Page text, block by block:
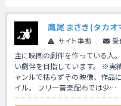
鷹尾まさき(タカオ
サイト準拠 受
主に映画の劇伴を作っている人
い劇伴を目指しています。 ※実
ャンルで括らずその映像、作品
イル。 フリー音楽配布では少…